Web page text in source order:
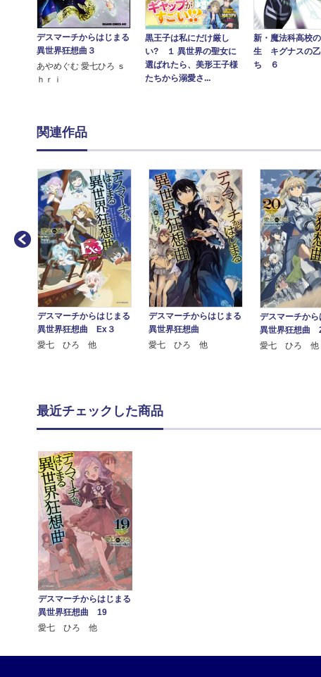
デスマーチからはじまる
異世界狂想曲３
あやめぐむ 愛七ひろ ｓ
ｈｒｉ
黒王子は私にだけ厳し
い? １ 異世界の聖女に
選ばれたら、美形王子様
たちから溺愛さ...
新・魔法科高校
生 キグナスの乙
ち ６
関連作品
デスマーチからはじまる
異世界狂想曲 Ex３
愛七 ひろ 他
デスマーチからはじまる
異世界狂想曲
愛七 ひろ 他
デスマーチから
異世界狂想曲
愛七 ひろ 他
最近チェックした商品
デスマーチからはじまる
異世界狂想曲 19
愛七 ひろ 他